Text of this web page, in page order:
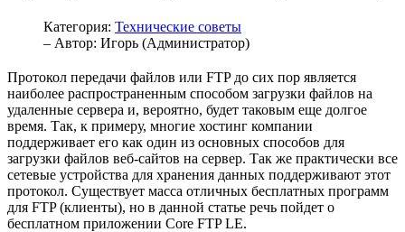
Категория: Технические советы
– Автор: Игорь (Администратор)
Протокол передачи файлов или FTP до сих пор является
наиболее распространенным способом загрузки файлов на
удаленные сервера и, вероятно, будет таковым еще долгое
время. Так, к примеру, многие хостинг компании
поддерживает его как один из основных способов для
загрузки файлов веб-сайтов на сервер. Так же практически все
сетевые устройства для хранения данных поддерживают этот
протокол. Существует масса отличных бесплатных программ
для FTP (клиенты), но в данной статье речь пойдет о
бесплатном приложении Core FTP LE.